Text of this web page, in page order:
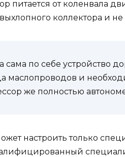
питается от коленвала
коллектора и
сама по себе устройство
маслопроводов и
же полностью
настроить только